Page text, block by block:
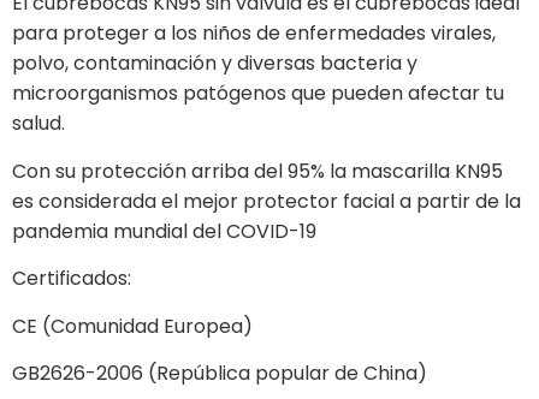
para proteger a los niños de enfermedades virales,
polvo, contaminación y diversas bacteria y
microorganismos patógenos que pueden afectar tu
salud.
Con su protección arriba del 95% la mascarilla KN95
es considerada el mejor protector facial a partir de la
pandemia mundial del COVID-19
Certificados:
CE (Comunidad Europea)
GB2626-2006 (República popular de China)